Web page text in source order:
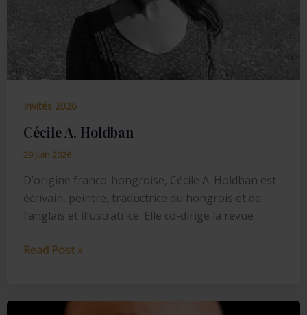
Invités 2026
Cécile A. Holdban
29 juin 2026
D’origine franco-hongroise, Cécile A. Holdban est
écrivain, peintre, traductrice du hongrois et de
l’anglais et illustratrice. Elle co-dirige la revue
Cécile
Read Post »